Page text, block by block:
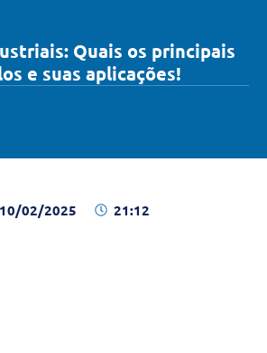
Quais os principais
e suas aplicações!
10/02/2025 21:12